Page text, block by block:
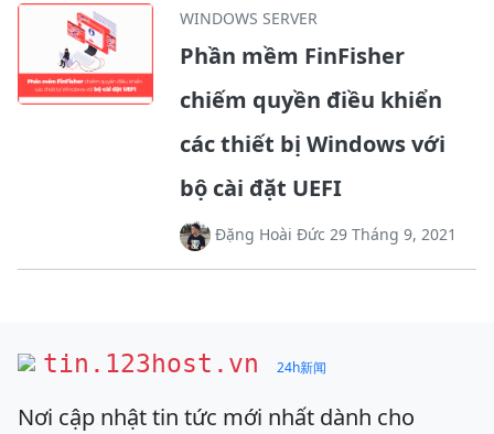
WINDOWS SERVER
Phần mềm FinFisher
chiếm quyền điều khiển
các thiết bị Windows với
bộ cài đặt UEFI
Đặng Hoài Đức 29 Tháng 9, 2021
tin.123host.vn 24h新闻
Nơi cập nhật tin tức mới nhất dành cho